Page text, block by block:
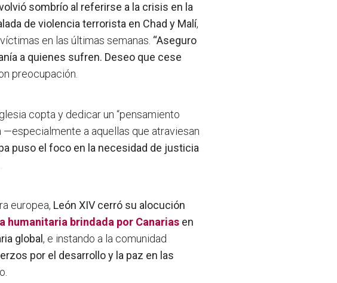
sombrío al referirse a la crisis en la
de violencia terrorista en Chad y Malí,
en las últimas semanas. “Aseguro
a quienes sufren. Deseo que cese
preocupación.
copta y dedicar un “pensamiento
—especialmente a aquellas que atraviesan
puso el foco en la necesidad de justicia
europea, León XIV cerró su alocución
humanitaria brindada por Canarias en
global, e instando a la comunidad
por el desarrollo y la paz en las